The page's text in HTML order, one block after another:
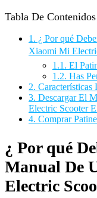
Tabla De Contenidos
1. ¿ Por qué
Xiaomi Mi
1.1. El
1.2. Has
2.
3. Descargar El
Electric Scooter
4. Comprar
¿ Por qué
Manual De
Electric